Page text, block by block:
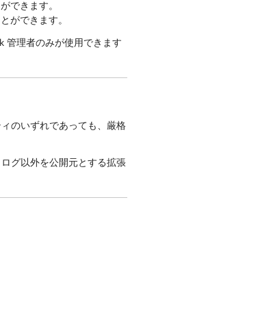
できます。
ができます。
管理者のみが使用できます
のいずれであっても、厳格
グ以外を公開元とする拡張